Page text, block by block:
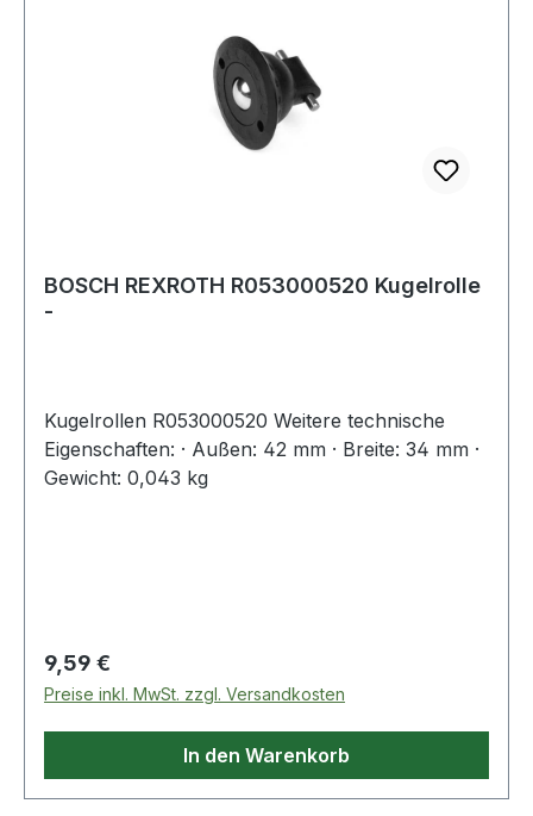
BOSCH REXROTH R053000520 Kugelrolle
-
Kugelrollen R053000520 Weitere technische
Eigenschaften: · Außen: 42 mm · Breite: 34 mm ·
Gewicht: 0,043 kg
Regulärer Preis:
9,59 €
Preise inkl. MwSt. zzgl. Versandkosten
In den Warenkorb